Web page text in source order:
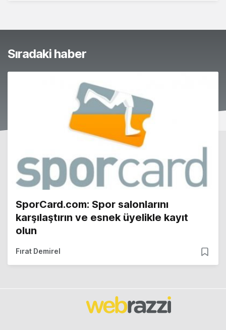
Sıradaki haber
SporCard.com: Spor salonlarını
karşılaştırın ve esnek üyelikle kayıt
olun
Fırat Demirel